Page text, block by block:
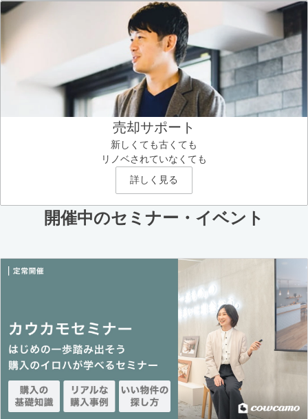
売却サポート
新しくても古くても
リノベされていなくても
詳しく見る
開催中のセミナー・イベント